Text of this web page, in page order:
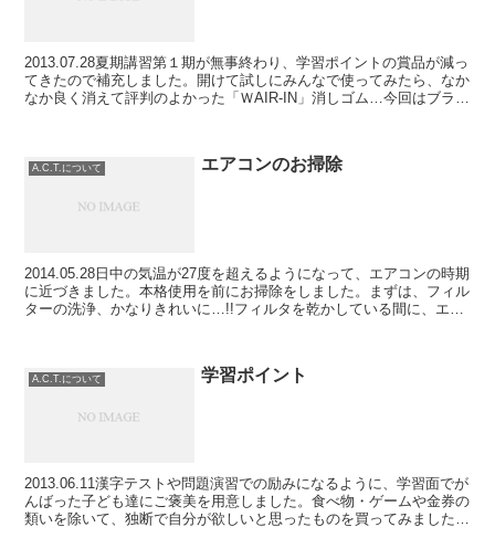
2013.07.28夏期講習第１期が無事終わり、学習ポイントの賞品が減っ
てきたので補充しました。開けて試しにみんなで使ってみたら、なか
なか良く消えて評判のよかった「ＷAIR-IN」消しゴム…今回はブラッ
A.C.T.について エアコンのお掃除
2014.05.28日中の気温が27度を超えるようになって、エアコンの時期
に近づきました。本格使用を前にお掃除をしました。まずは、フィル
ターの洗浄、かなりきれいに…!!フィルタを乾かしている間に、エア
A.C.T.について 学習ポイント
2013.06.11漢字テストや問題演習での励みになるように、学習面でが
んばった子ども達にご褒美を用意しました。食べ物・ゲームや金券の
類いを除いて、独断で自分が欲しいと思ったものを買ってみました